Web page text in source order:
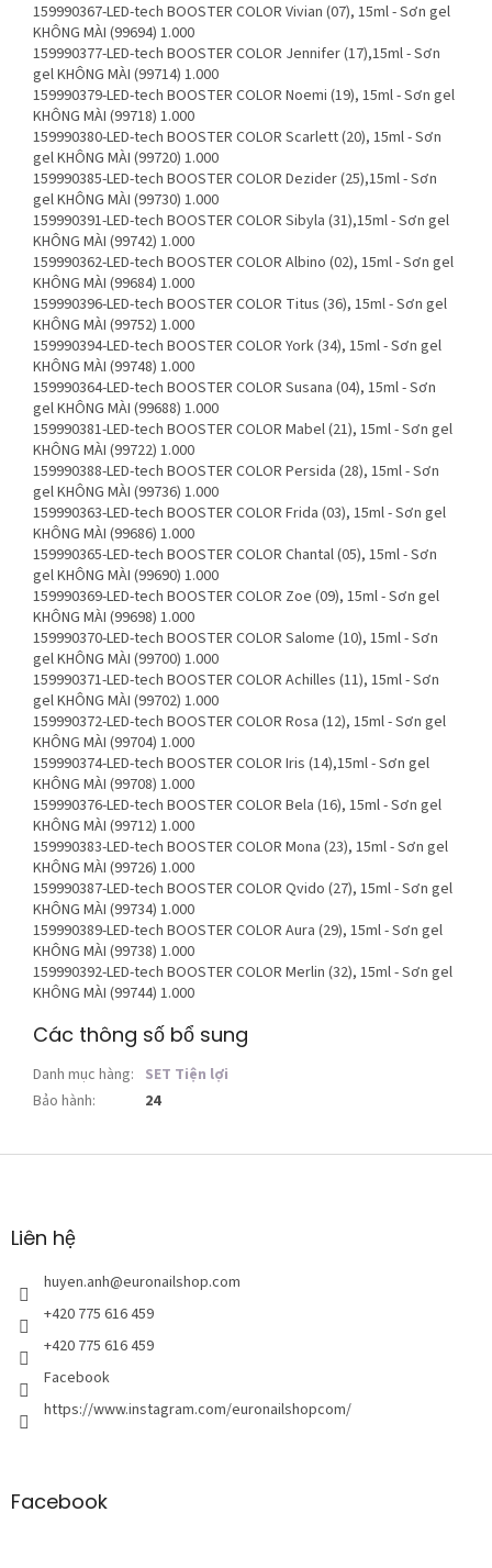
159990367-LED-tech BOOSTER COLOR Vivian (07), 15ml - Sơn gel
KHÔNG MÀI (99694) 1.000
159990377-LED-tech BOOSTER COLOR Jennifer (17),15ml - Sơn
gel KHÔNG MÀI (99714) 1.000
159990379-LED-tech BOOSTER COLOR Noemi (19), 15ml - Sơn gel
KHÔNG MÀI (99718) 1.000
159990380-LED-tech BOOSTER COLOR Scarlett (20), 15ml - Sơn
gel KHÔNG MÀI (99720) 1.000
159990385-LED-tech BOOSTER COLOR Dezider (25),15ml - Sơn
gel KHÔNG MÀI (99730) 1.000
159990391-LED-tech BOOSTER COLOR Sibyla (31),15ml - Sơn gel
KHÔNG MÀI (99742) 1.000
159990362-LED-tech BOOSTER COLOR Albino (02), 15ml - Sơn gel
KHÔNG MÀI (99684) 1.000
159990396-LED-tech BOOSTER COLOR Titus (36), 15ml - Sơn gel
KHÔNG MÀI (99752) 1.000
159990394-LED-tech BOOSTER COLOR York (34), 15ml - Sơn gel
KHÔNG MÀI (99748) 1.000
159990364-LED-tech BOOSTER COLOR Susana (04), 15ml - Sơn
gel KHÔNG MÀI (99688) 1.000
159990381-LED-tech BOOSTER COLOR Mabel (21), 15ml - Sơn gel
KHÔNG MÀI (99722) 1.000
159990388-LED-tech BOOSTER COLOR Persida (28), 15ml - Sơn
gel KHÔNG MÀI (99736) 1.000
159990363-LED-tech BOOSTER COLOR Frida (03), 15ml - Sơn gel
KHÔNG MÀI (99686) 1.000
159990365-LED-tech BOOSTER COLOR Chantal (05), 15ml - Sơn
gel KHÔNG MÀI (99690) 1.000
159990369-LED-tech BOOSTER COLOR Zoe (09), 15ml - Sơn gel
KHÔNG MÀI (99698) 1.000
159990370-LED-tech BOOSTER COLOR Salome (10), 15ml - Sơn
gel KHÔNG MÀI (99700) 1.000
159990371-LED-tech BOOSTER COLOR Achilles (11), 15ml - Sơn
gel KHÔNG MÀI (99702) 1.000
159990372-LED-tech BOOSTER COLOR Rosa (12), 15ml - Sơn gel
KHÔNG MÀI (99704) 1.000
159990374-LED-tech BOOSTER COLOR Iris (14),15ml - Sơn gel
KHÔNG MÀI (99708) 1.000
159990376-LED-tech BOOSTER COLOR Bela (16), 15ml - Sơn gel
KHÔNG MÀI (99712) 1.000
159990383-LED-tech BOOSTER COLOR Mona (23), 15ml - Sơn gel
KHÔNG MÀI (99726) 1.000
159990387-LED-tech BOOSTER COLOR Qvido (27), 15ml - Sơn gel
KHÔNG MÀI (99734) 1.000
159990389-LED-tech BOOSTER COLOR Aura (29), 15ml - Sơn gel
KHÔNG MÀI (99738) 1.000
159990392-LED-tech BOOSTER COLOR Merlin (32), 15ml - Sơn gel
KHÔNG MÀI (99744) 1.000
Các thông số bổ sung
Danh mục hàng: SET Tiện lợi
Bảo hành: 24
C
nLiên hệ
huyen.anh@euronailshop.com
+420 775 616 459
+420 775 616 459
Facebook
https://www.instagram.com/euronailshopcom/
Facebook